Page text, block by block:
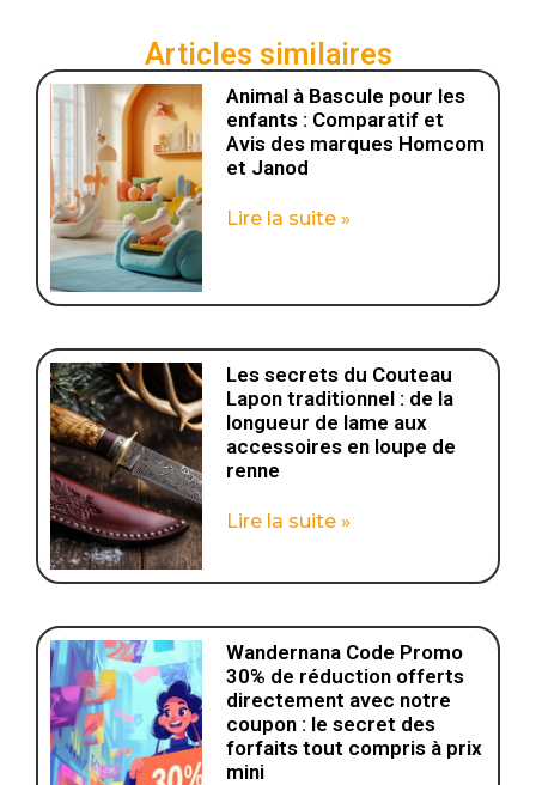
Articles similaires
Animal à Bascule pour les
enfants : Comparatif et
Avis des marques Homcom
et Janod
Lire la suite »
Les secrets du Couteau
Lapon traditionnel : de la
longueur de lame aux
accessoires en loupe de
renne
Lire la suite »
Wandernana Code Promo
30% de réduction offerts
directement avec notre
coupon : le secret des
forfaits tout compris à prix
mini